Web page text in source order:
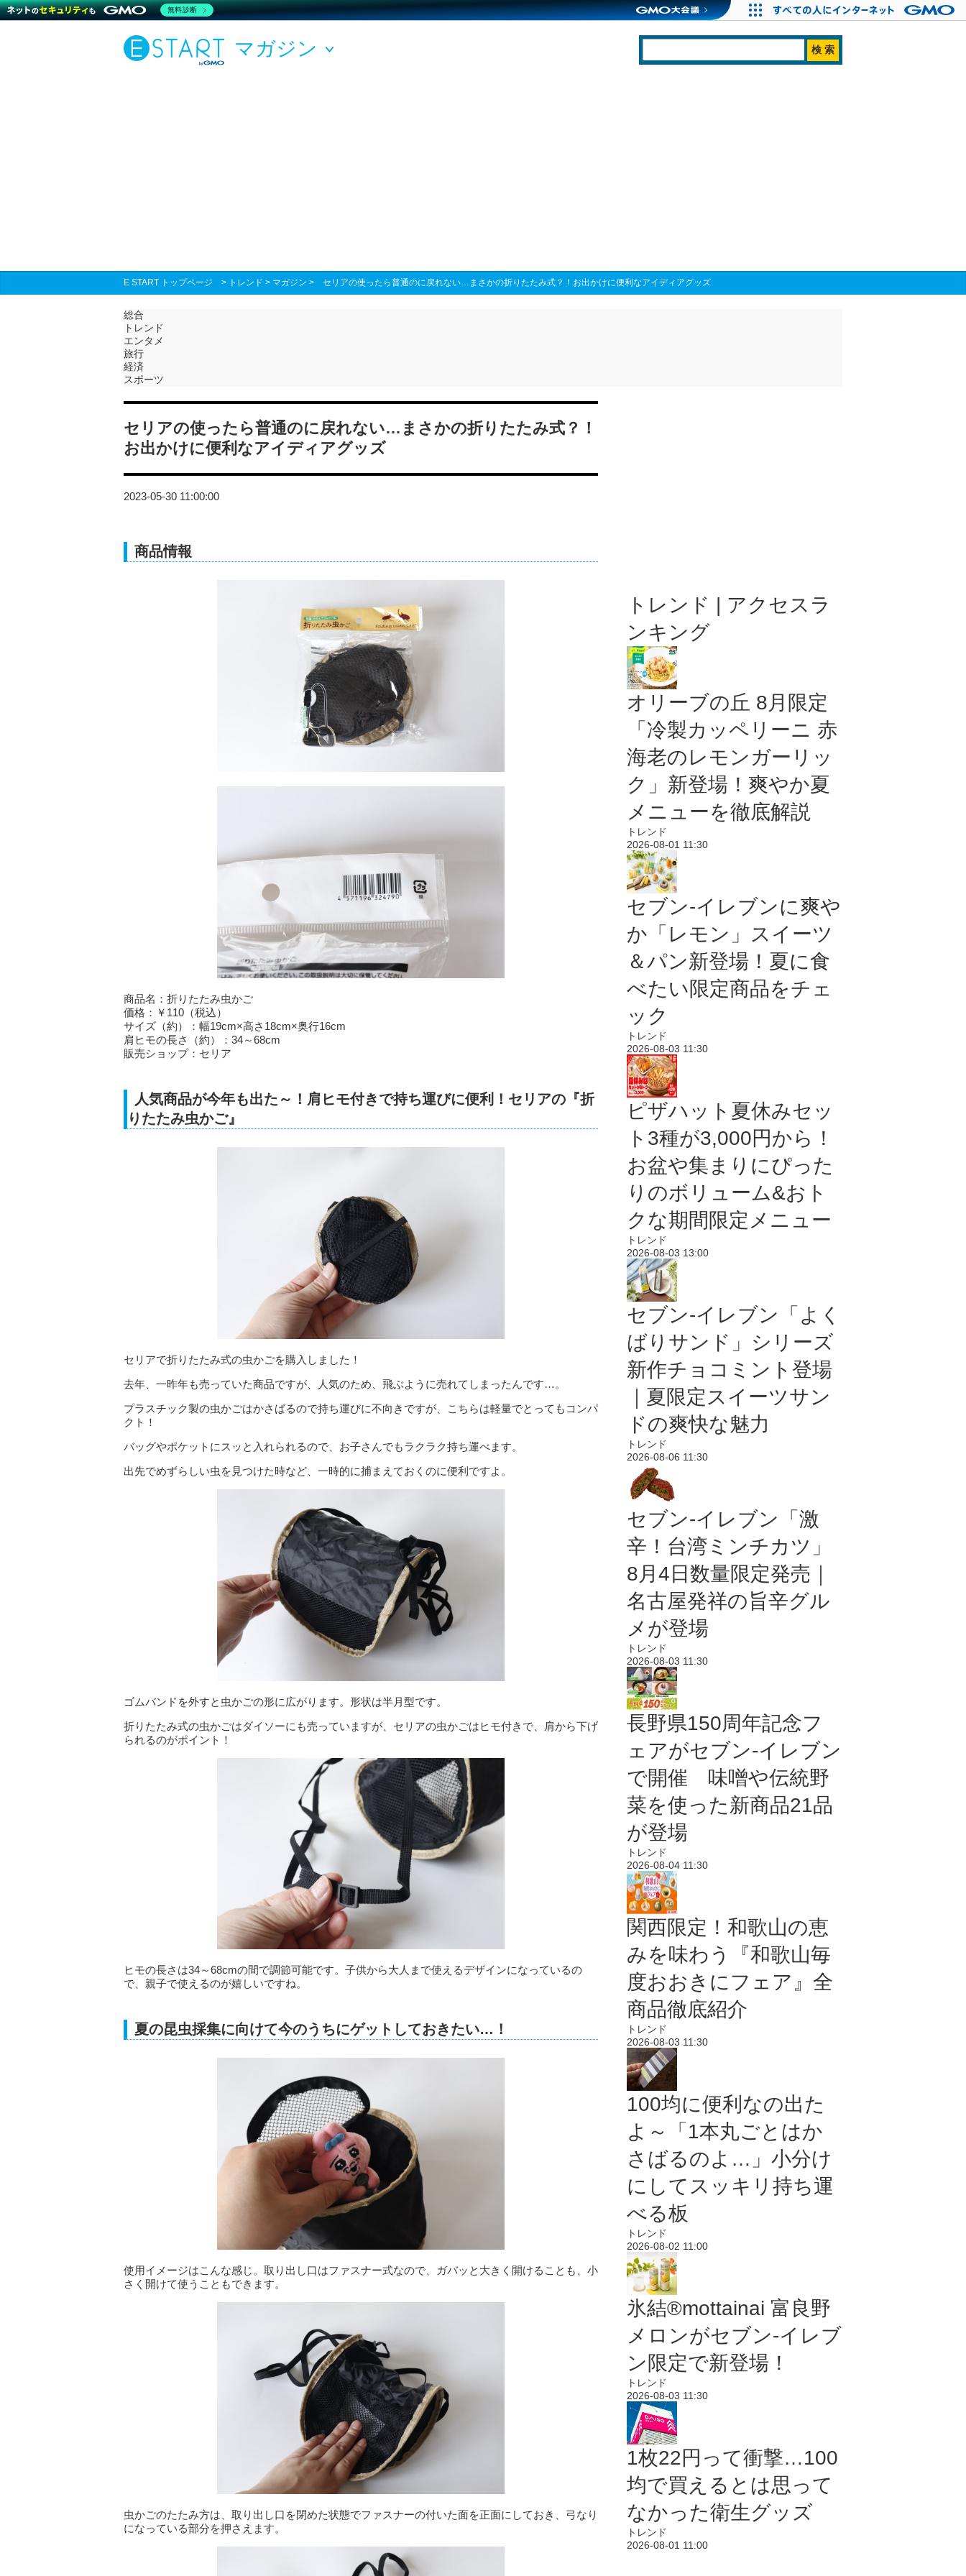
マガジン
E START トップページ > トレンド > マガジン > セリアの使ったら普通のに戻れない…まさかの折りたたみ式？！お出かけに便利なアイディアグッズ
総合
トレンド
エンタメ
旅行
経済
スポーツ
セリアの使ったら普通のに戻れない…まさかの折りたたみ式？！
お出かけに便利なアイディアグッズ
2023-05-30 11:00:00
商品情報
商品名：折りたたみ虫かご
価格：￥110（税込）
サイズ（約）：幅19cm×高さ18cm×奥行16cm
肩ヒモの長さ（約）：34～68cm
販売ショップ：セリア
人気商品が今年も出た～！肩ヒモ付きで持ち運びに便利！セリアの『折
りたたみ虫かご』
セリアで折りたたみ式の虫かごを購入しました！
去年、一昨年も売っていた商品ですが、人気のため、飛ぶように売れてしまったんです…。
プラスチック製の虫かごはかさばるので持ち運びに不向きですが、こちらは軽量でとってもコンパ
クト！
バッグやポケットにスッと入れられるので、お子さんでもラクラク持ち運べます。
出先でめずらしい虫を見つけた時など、一時的に捕まえておくのに便利ですよ。
ゴムバンドを外すと虫かごの形に広がります。形状は半月型です。
折りたたみ式の虫かごはダイソーにも売っていますが、セリアの虫かごはヒモ付きで、肩から下げ
られるのがポイント！
ヒモの長さは34～68cmの間で調節可能です。子供から大人まで使えるデザインになっているの
で、親子で使えるのが嬉しいですね。
夏の昆虫採集に向けて今のうちにゲットしておきたい…！
使用イメージはこんな感じ。取り出し口はファスナー式なので、ガバッと大きく開けることも、小
さく開けて使うこともできます。
虫かごのたたみ方は、取り出し口を閉めた状態でファスナーの付いた面を正面にしておき、弓なり
になっている部分を押さえます。
トレンド | アクセスラ
ンキング
オリーブの丘 8月限定
「冷製カッペリーニ 赤
海老のレモンガーリッ
ク」新登場！爽やか夏
メニューを徹底解説
トレンド
2026-08-01 11:30
セブン‐イレブンに爽や
か「レモン」スイーツ
＆パン新登場！夏に食
べたい限定商品をチェ
ック
トレンド
2026-08-03 11:30
ピザハット夏休みセッ
ト3種が3,000円から！
お盆や集まりにぴった
りのボリューム&おト
クな期間限定メニュー
トレンド
2026-08-03 13:00
セブン‐イレブン「よく
ばりサンド」シリーズ
新作チョコミント登場
｜夏限定スイーツサン
ドの爽快な魅力
トレンド
2026-08-06 11:30
セブン-イレブン「激
辛！台湾ミンチカツ」
8月4日数量限定発売｜
名古屋発祥の旨辛グル
メが登場
トレンド
2026-08-03 11:30
長野県150周年記念フ
ェアがセブン-イレブン
で開催 味噌や伝統野
菜を使った新商品21品
が登場
トレンド
2026-08-04 11:30
関西限定！和歌山の恵
みを味わう『和歌山毎
度おおきにフェア』全
商品徹底紹介
トレンド
2026-08-03 11:30
100均に便利なの出た
よ～「1本丸ごとはか
さばるのよ…」小分け
にしてスッキリ持ち運
べる板
トレンド
2026-08-02 11:00
氷結®mottainai 富良野
メロンがセブン‐イレブ
ン限定で新登場！
トレンド
2026-08-03 11:30
1枚22円って衝撃…100
均で買えるとは思って
なかった衛生グッズ
トレンド
2026-08-01 11:00
無料診断